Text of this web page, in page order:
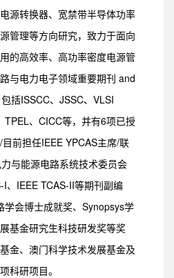
源转换器、宽禁带半导体功率
管理等方向研究，致力于面向
的高效率、高功率密度电源管
与电力电子领域重要期刊 and
括ISSCC、JSSC、VLSI
TPEL、CICC等，并有6项已授
前担任IEEE YPCAS主席/联
与能源电路系统技术委员会
、IEEE TCAS-II等期刊副编
学会博士成就奖、Synopsys学
基金研究生科技研发奖等奖
金、澳门科学技术发展基金及
科研项目。